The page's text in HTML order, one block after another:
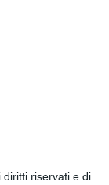
i diritti riservati e di